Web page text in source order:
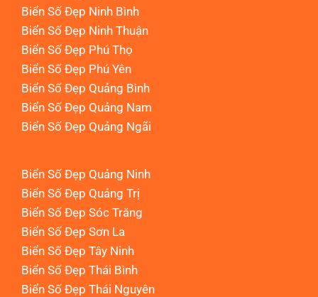
Biển Số Đẹp Ninh Bình
Biển Số Đẹp Ninh Thuận
Biển Số Đẹp Phú Thọ
Biển Số Đẹp Phú Yên
Biển Số Đẹp Quảng Bình
Biển Số Đẹp Quảng Nam
Biển Số Đẹp Quảng Ngãi
Biển Số Đẹp Quảng Ninh
Biển Số Đẹp Quảng Trị
Biển Số Đẹp Sóc Trăng
Biển Số Đẹp Sơn La
Biển Số Đẹp Tây Ninh
Biển Số Đẹp Thái Bình
Biển Số Đẹp Thái Nguyên